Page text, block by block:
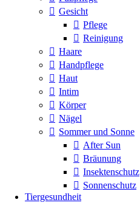
Gesicht
Pflege
Reinigung
Haare
Handpflege
Haut
Intim
Körper
Nägel
Sommer und Sonne
After Sun
Bräunung
Insektenschutz
Sonnenschutz
Tiergesundheit